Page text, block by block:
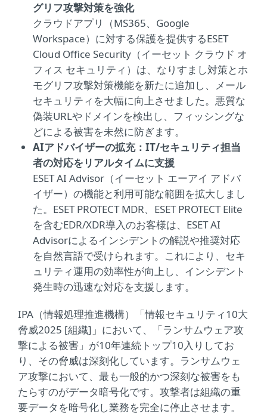
グリフ攻撃対策を強化
クラウドアプリ（MS365、Google
Workspace）に対する保護を提供するESET
Cloud Office Security（イーセット クラウド オ
フィス セキュリティ）は、なりすまし対策とホ
モグリフ攻撃対策機能を新たに追加し、メール
セキュリティを大幅に向上させました。悪質な
偽装URLやドメインを検出し、フィッシングな
どによる被害を未然に防ぎます。
AIアドバイザーの拡充：IT/セキュリティ担当
者の対応をリアルタイムに支援
ESET AI Advisor（イーセット エーアイ アドバ
イザー）の機能と利用可能な範囲を拡大しまし
た。ESET PROTECT MDR、ESET PROTECT Elite
を含むEDR/XDR導入のお客様は、ESET AI
Advisorによるインシデントの解説や推奨対応
を自然言語で受けられます。これにより、セキ
ュリティ運用の効率性が向上し、インシデント
発生時の迅速な対応を支援します。
IPA（情報処理推進機構）「情報セキュリティ10大
脅威2025 [組織]」において、「ランサムウェア攻
撃による被害」が10年連続トップ10入りしてお
り、その脅威は深刻化しています。ランサムウェ
ア攻撃において、最も一般的かつ深刻な被害をも
たらすのがデータ暗号化です。攻撃者は組織の重
要データを暗号化し業務を完全に停止させます。